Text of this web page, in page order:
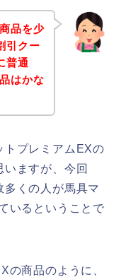
品を少
引クー
普通
はかな
トプレミアムEXの
ますが、今回
くの人が馬具マ
いるということで
の商品のように、